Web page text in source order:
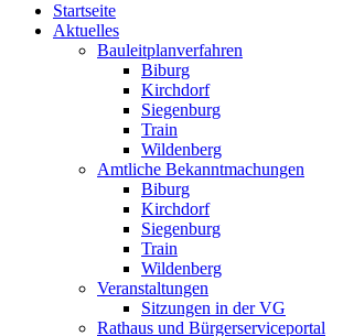
Startseite
Aktuelles
Bauleitplanverfahren
Biburg
Kirchdorf
Siegenburg
Train
Wildenberg
Amtliche Bekanntmachungen
Biburg
Kirchdorf
Siegenburg
Train
Wildenberg
Veranstaltungen
Sitzungen in der VG
Rathaus und Bürgerserviceportal